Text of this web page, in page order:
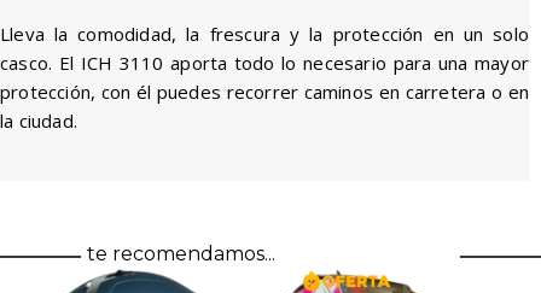
Lleva la comodidad, la frescura y la protección en un solo
casco. El ICH 3110 aporta todo lo necesario para una mayor
protección, con él puedes recorrer caminos en carretera o en
la ciudad.
te recomendamos...